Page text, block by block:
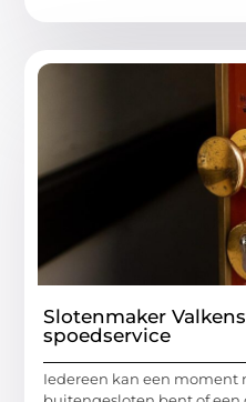
Slotenmaker
spoedservice
Iedereen kan een moment